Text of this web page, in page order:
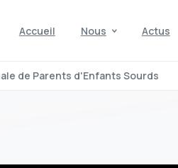
Accueil Nous Actus
de Parents d'Enfants Sourds